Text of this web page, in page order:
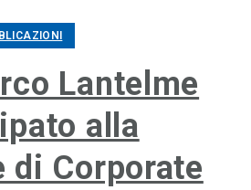
Lantelme
alla
di Corporate